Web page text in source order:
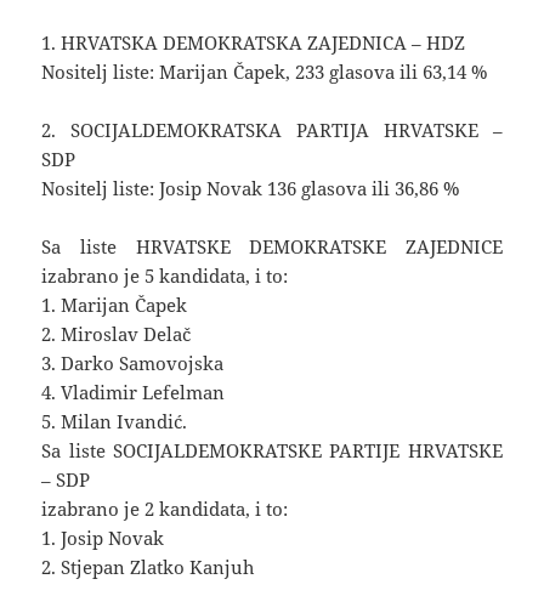
1. HRVATSKA DEMOKRATSKA ZAJEDNICA – HDZ
Nositelj liste: Marijan Čapek, 233 glasova ili 63,14 %
2. SOCIJALDEMOKRATSKA PARTIJA HRVATSKE –
SDP
Nositelj liste: Josip Novak 136 glasova ili 36,86 %
Sa liste HRVATSKE DEMOKRATSKE ZAJEDNICE
izabrano je 5 kandidata, i to:
1. Marijan Čapek
2. Miroslav Delač
3. Darko Samovojska
4. Vladimir Lefelman
5. Milan Ivandić.
Sa liste SOCIJALDEMOKRATSKE PARTIJE HRVATSKE
– SDP
izabrano je 2 kandidata, i to:
1. Josip Novak
2. Stjepan Zlatko Kanjuh